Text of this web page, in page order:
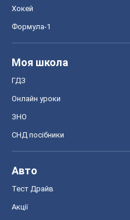
Хокей
Формула-1
Моя школа
ГДЗ
Онлайн уроки
ЗНО
СНД посібники
Авто
Тест Драйв
Акції